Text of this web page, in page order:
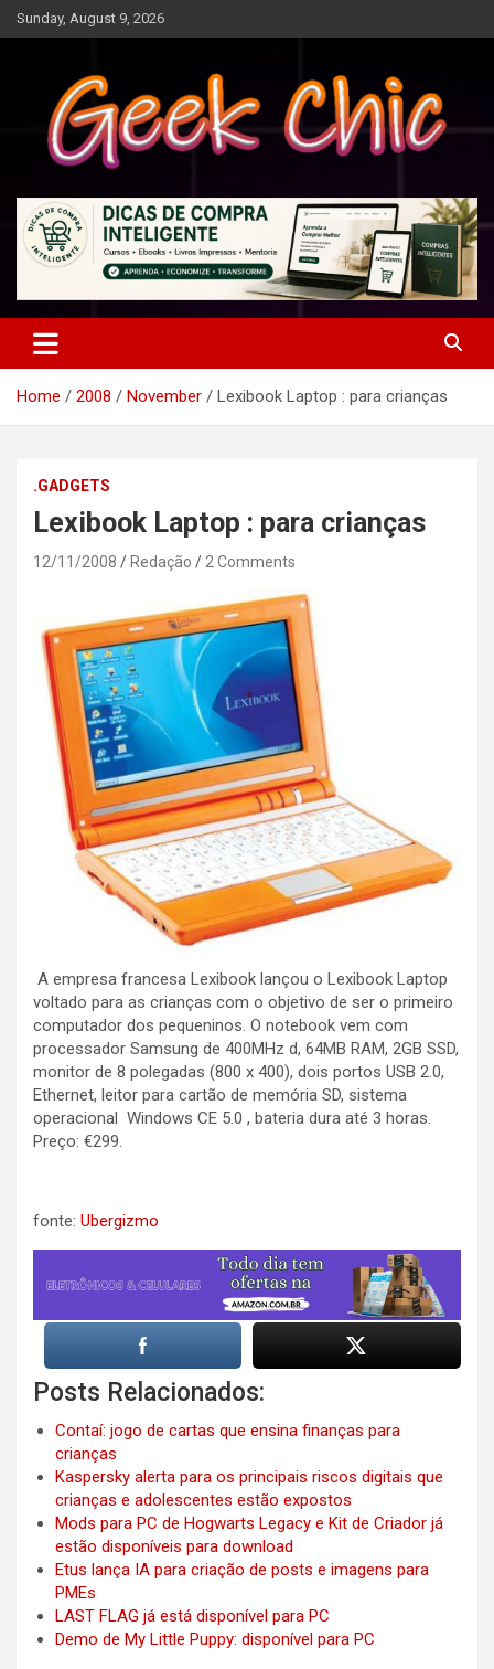
Skip
to
Sunday, August 9, 2026
Geek Chic
Home 2008 November Lexibook Laptop : para crianças
.GADGETS
Lexibook Laptop : para crianças
12/11/2008 Redação 2 Comments
A empresa francesa Lexibook lançou o Lexibook Laptop
voltado para as crianças com o objetivo de ser o primeiro
computador dos pequeninos. O notebook vem com
processador Samsung de 400MHz d, 64MB RAM, 2GB SSD,
monitor de 8 polegadas (800 x 400), dois portos USB 2.0,
Ethernet, leitor para cartão de memória SD, sistema
operacional Windows CE 5.0 , bateria dura até 3 horas.
Preço: €299.
fonte: Ubergizmo
Posts Relacionados:
Contaí: jogo de cartas que ensina finanças para
crianças
Kaspersky alerta para os principais riscos digitais que
crianças e adolescentes estão expostos
Mods para PC de Hogwarts Legacy e Kit de Criador já
estão disponíveis para download
Etus lança IA para criação de posts e imagens para
PMEs
LAST FLAG já está disponível para PC
Demo de My Little Puppy: disponível para PC